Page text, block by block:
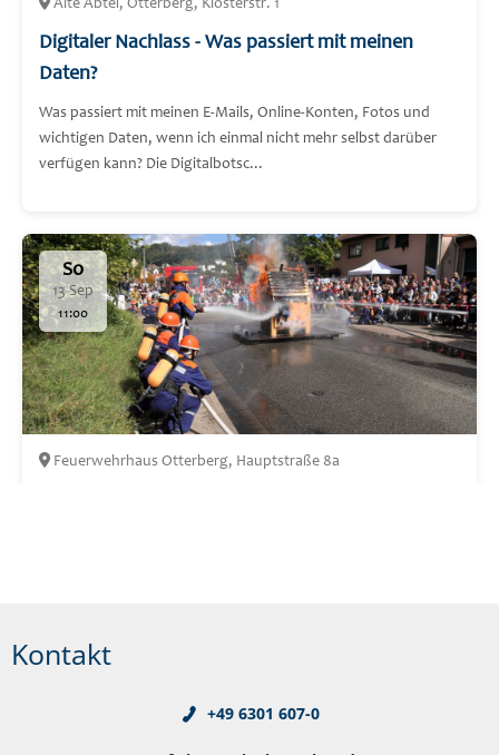
Kontakt
+49 6301 607-0